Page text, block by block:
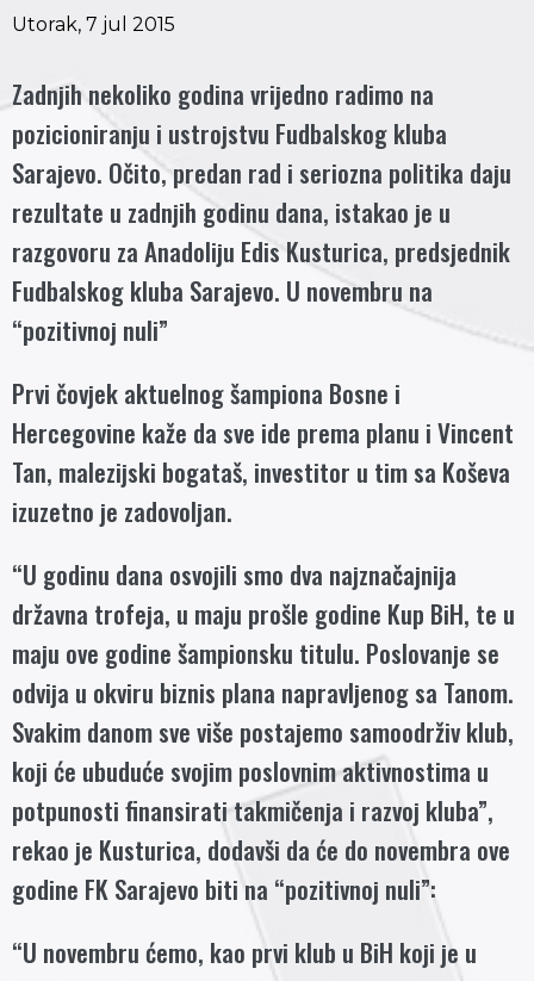
Utorak, 7 jul 2015
Zadnjih nekoliko godina vrijedno radimo na
pozicioniranju i ustrojstvu Fudbalskog kluba
Sarajevo. Očito, predan rad i seriozna politika daju
rezultate u zadnjih godinu dana, istakao je u
razgovoru za Anadoliju Edis Kusturica, predsjednik
Fudbalskog kluba Sarajevo. U novembru na
“pozitivnoj nuli”
Prvi čovjek aktuelnog šampiona Bosne i
Hercegovine kaže da sve ide prema planu i Vincent
Tan, malezijski bogataš, investitor u tim sa Koševa
izuzetno je zadovoljan.
“U godinu dana osvojili smo dva najznačajnija
državna trofeja, u maju prošle godine Kup BiH, te u
maju ove godine šampionsku titulu. Poslovanje se
odvija u okviru biznis plana napravljenog sa Tanom.
Svakim danom sve više postajemo samoodrživ klub,
koji će ubuduće svojim poslovnim aktivnostima u
potpunosti finansirati takmičenja i razvoj kluba”,
rekao je Kusturica, dodavši da će do novembra ove
godine FK Sarajevo biti na “pozitivnoj nuli”:
“U novembru ćemo, kao prvi klub u BiH koji je u